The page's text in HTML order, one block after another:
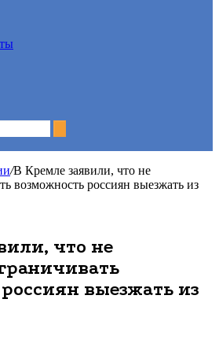
/В Кремле заявили, что не
возможность россиян выезжать из
что не
выезжать из